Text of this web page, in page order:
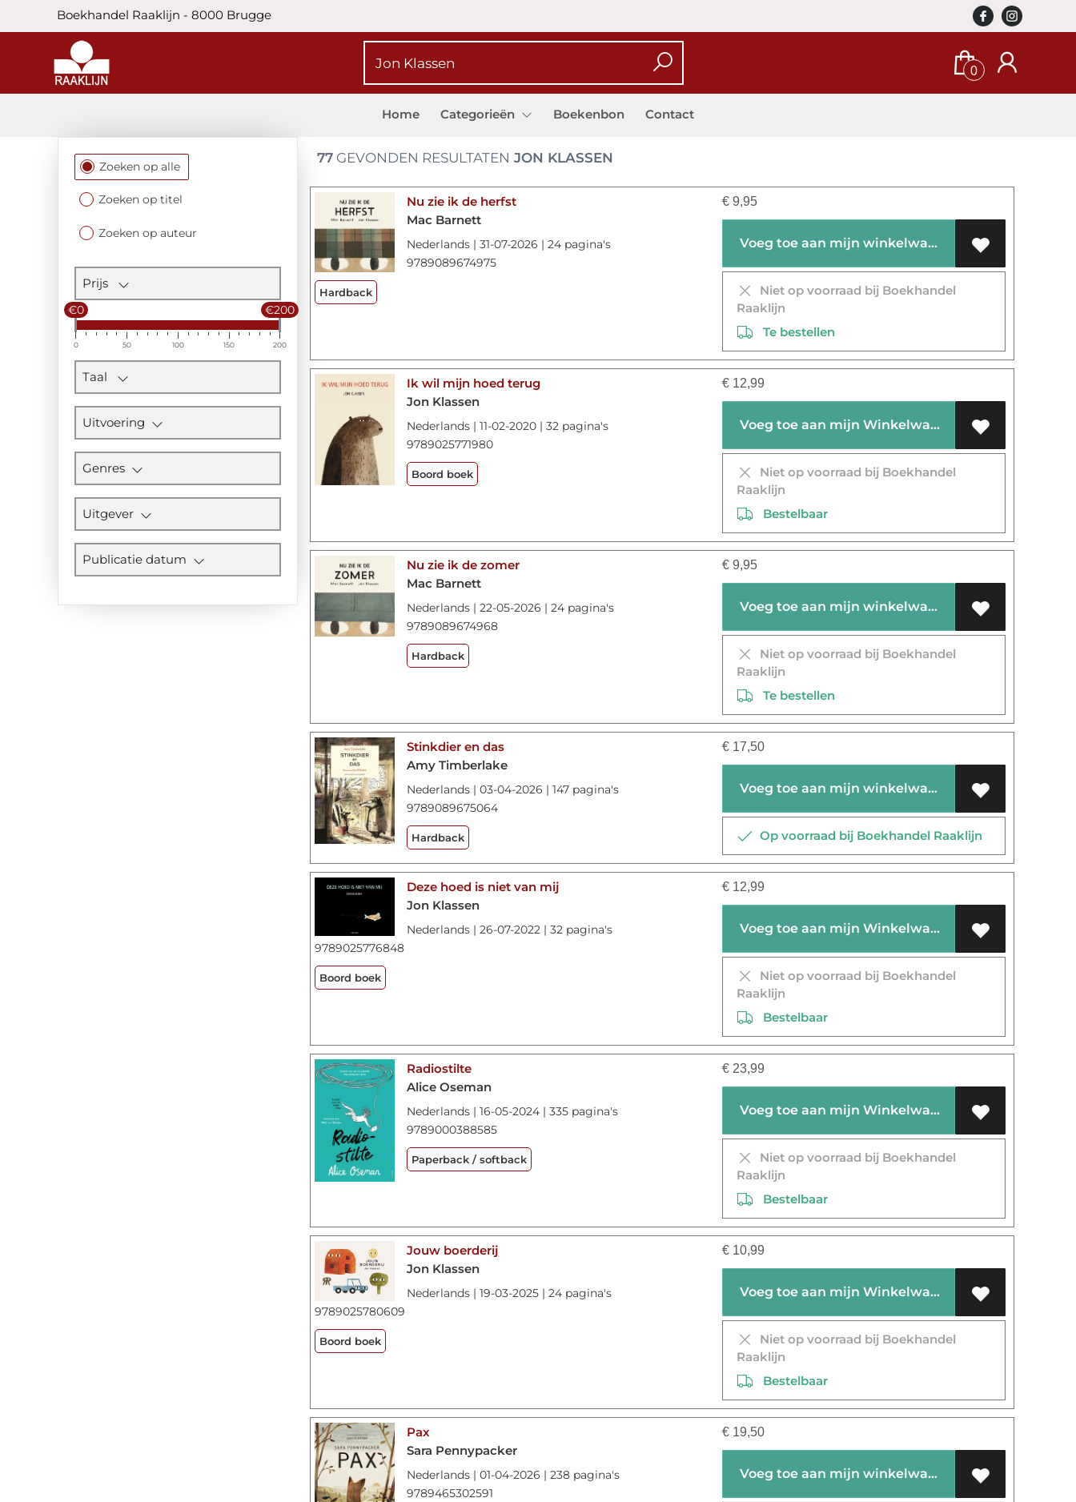
Boekhandel Raaklijn - 8000 Brugge
0
Home Categorieën Boekenbon Contact
Filtersectie
Zoeken op alle
Zoeken op titel
Zoeken op auteur
Prijs
€0 €200
0 50 100 150 200
Taal
Uitvoering
Genres
Uitgever
Publicatie datum
77 GEVONDEN RESULTATEN JON KLASSEN
Nu zie ik de herfst
Mac Barnett
Nederlands | 31-07-2026 | 24 pagina's
9789089674975
Hardback
€ 9,95
Voeg toe aan mijn winkelwagen
Niet op voorraad bij Boekhandel
Raaklijn
Te bestellen
Ik wil mijn hoed terug
Jon Klassen
Nederlands | 11-02-2020 | 32 pagina's
9789025771980
Boord boek
€ 12,99
Voeg toe aan mijn Winkelwagen
Niet op voorraad bij Boekhandel
Raaklijn
Bestelbaar
Nu zie ik de zomer
Mac Barnett
Nederlands | 22-05-2026 | 24 pagina's
9789089674968
Hardback
€ 9,95
Voeg toe aan mijn winkelwagen
Niet op voorraad bij Boekhandel
Raaklijn
Te bestellen
Stinkdier en das
Amy Timberlake
Nederlands | 03-04-2026 | 147 pagina's
9789089675064
Hardback
€ 17,50
Voeg toe aan mijn winkelwagen
Op voorraad bij Boekhandel Raaklijn
Deze hoed is niet van mij
Jon Klassen
Nederlands | 26-07-2022 | 32 pagina's
9789025776848
Boord boek
€ 12,99
Voeg toe aan mijn Winkelwagen
Niet op voorraad bij Boekhandel
Raaklijn
Bestelbaar
Radiostilte
Alice Oseman
Nederlands | 16-05-2024 | 335 pagina's
9789000388585
Paperback / softback
€ 23,99
Voeg toe aan mijn Winkelwagen
Niet op voorraad bij Boekhandel
Raaklijn
Bestelbaar
Jouw boerderij
Jon Klassen
Nederlands | 19-03-2025 | 24 pagina's
9789025780609
Boord boek
€ 10,99
Voeg toe aan mijn Winkelwagen
Niet op voorraad bij Boekhandel
Raaklijn
Bestelbaar
Pax
Sara Pennypacker
Nederlands | 01-04-2026 | 238 pagina's
9789465302591
€ 19,50
Voeg toe aan mijn winkelwagen